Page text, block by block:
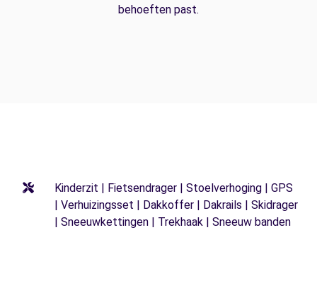
behoeften past.
Kinderzit | Fietsendrager | Stoelverhoging | GPS
| Verhuizingsset | Dakkoffer | Dakrails | Skidrager
| Sneeuwkettingen | Trekhaak | Sneeuw banden